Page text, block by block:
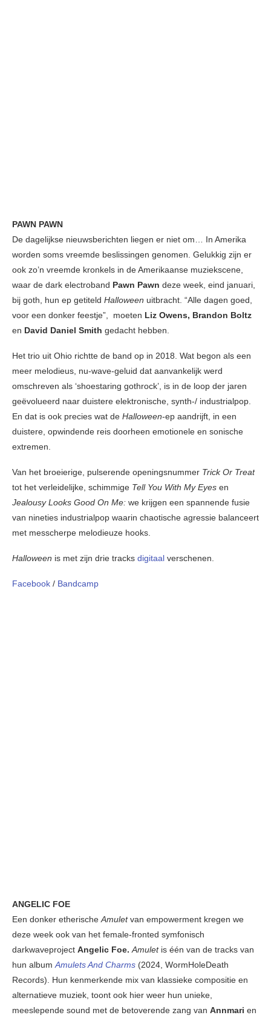
PAWN PAWN
De dagelijkse nieuwsberichten liegen er niet om… In Amerika
worden soms vreemde beslissingen genomen. Gelukkig zijn er
ook zo’n vreemde kronkels in de Amerikaanse muziekscene,
waar de dark electroband Pawn Pawn deze week, eind januari,
bij goth, hun ep getiteld Halloween uitbracht. “Alle dagen goed,
voor een donker feestje”, moeten Liz Owens, Brandon Boltz
en David Daniel Smith gedacht hebben.
Het trio uit Ohio richtte de band op in 2018. Wat begon als een
meer melodieus, nu-wave-geluid dat aanvankelijk werd
omschreven als ‘shoestaring gothrock’, is in de loop der jaren
geëvolueerd naar duistere elektronische, synth-/ industrialpop.
En dat is ook precies wat de Halloween-ep aandrijft, in een
duistere, opwindende reis doorheen emotionele en sonische
extremen.
Van het broeierige, pulserende openingsnummer Trick Or Treat
tot het verleidelijke, schimmige Tell You With My Eyes en
Jealousy Looks Good On Me: we krijgen een spannende fusie
van nineties industrialpop waarin chaotische agressie balanceert
met messcherpe melodieuze hooks.
Halloween is met zijn drie tracks digitaal verschenen.
Facebook / Bandcamp
ANGELIC FOE
Een donker etherischeAmuletvan empowerment kregen we
deze week ook van het female-fronted symfonisch
darkwaveproject Angelic Foe. Amuletis één van de tracks van
hun albumAmulets And Charms (2024, WormHoleDeath
Records). Hun kenmerkende mix van klassieke compositie en
alternatieve muziek, toont ook hier weer hun unieke,
meeslepende sound met de betoverende zang van Annmari en